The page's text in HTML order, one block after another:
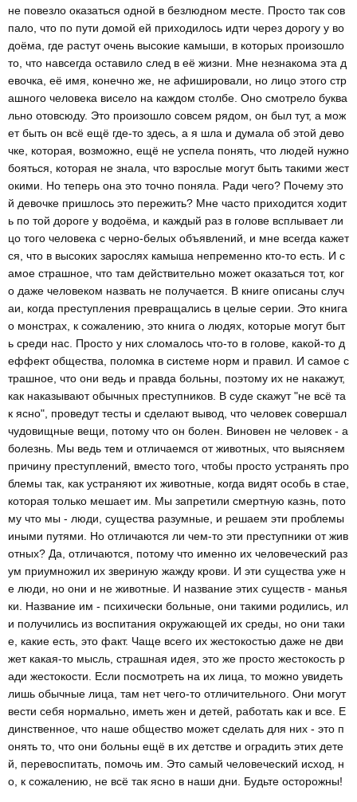
не повезло оказаться одной в безлюдном месте. Просто так сов
пало, что по пути домой ей приходилось идти через дорогу у во
доёма, где растут очень высокие камыши, в которых произошло
то, что навсегда оставило след в её жизни. Мне незнакома эта д
евочка, её имя, конечно же, не афишировали, но лицо этого стр
ашного человека висело на каждом столбе. Оно смотрело буква
льно отовсюду. Это произошло совсем рядом, он был тут, а мож
ет быть он всё ещё где-то здесь, а я шла и думала об этой дево
чке, которая, возможно, ещё не успела понять, что людей нужно
бояться, которая не знала, что взрослые могут быть такими жест
окими. Но теперь она это точно поняла. Ради чего? Почему это
й девочке пришлось это пережить? Мне часто приходится ходит
ь по той дороге у водоёма, и каждый раз в голове всплывает ли
цо того человека с черно-белых объявлений, и мне всегда кажет
ся, что в высоких зарослях камыша непременно кто-то есть. И с
амое страшное, что там действительно может оказаться тот, ког
о даже человеком назвать не получается. В книге описаны случ
аи, когда преступления превращались в целые серии. Это книга
о монстрах, к сожалению, это книга о людях, которые могут быт
ь среди нас. Просто у них сломалось что-то в голове, какой-то д
еффект общества, поломка в системе норм и правил. И самое с
трашное, что они ведь и правда больны, поэтому их не накажут,
как наказывают обычных преступников. В суде скажут "не всё та
к ясно", проведут тесты и сделают вывод, что человек совершал
чудовищные вещи, потому что он болен. Виновен не человек - а
болезнь. Мы ведь тем и отличаемся от животных, что выясняем
причину преступлений, вместо того, чтобы просто устранять про
блемы так, как устраняют их животные, когда видят особь в стае,
которая только мешает им. Мы запретили смертную казнь, пото
му что мы - люди, существа разумные, и решаем эти проблемы
иными путями. Но отличаются ли чем-то эти преступники от жив
отных? Да, отличаются, потому что именно их человеческий раз
ум приумножил их звериную жажду крови. И эти существа уже н
е люди, но они и не животные. И название этих существ - манья
ки. Название им - психически больные, они такими родились, ил
и получились из воспитания окружающей их среды, но они таки
е, какие есть, это факт. Чаще всего их жестокостью даже не дви
жет какая-то мысль, страшная идея, это же просто жестокость р
ади жестокости. Если посмотреть на их лица, то можно увидеть
лишь обычные лица, там нет чего-то отличительного. Они могут
вести себя нормально, иметь жен и детей, работать как и все. Е
динственное, что наше общество может сделать для них - это п
онять то, что они больны ещё в их детстве и оградить этих дете
й, перевоспитать, помочь им. Это самый человеческий исход, н
о, к сожалению, не всё так ясно в наши дни. Будьте осторожны!